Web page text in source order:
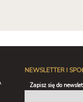
NEWSLETTER I
Zapisz się do